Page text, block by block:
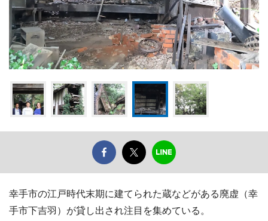
幸手市の江戸時代末期に建てられた蔵などがある廃虚（幸
手市下吉羽）が貸し出され注目を集めている。